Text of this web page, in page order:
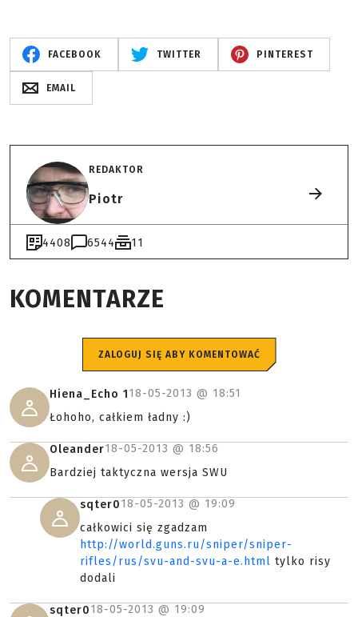
FACEBOOK TWITTER PINTEREST
EMAIL
REDAKTOR
Piotr
4408 6544 11
KOMENTARZE
ZALOGUJ SIĘ ABY KOMENTOWAĆ
Hiena_Echo 118-05-2013 @ 18:51
Łohoho, całkiem ładny :)
Oleander18-05-2013 @ 18:56
Bardziej taktyczna wersja SWU
sqter018-05-2013 @ 19:09
całkowici się zgadzam
http://world.guns.ru/sniper/sniper-
rifles/rus/svu-and-svu-a-e.html tylko risy
dodali
sqter018-05-2013 @ 19:09